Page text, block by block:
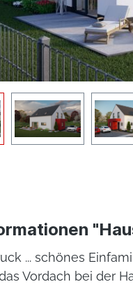
... schönes
Vordach bei der